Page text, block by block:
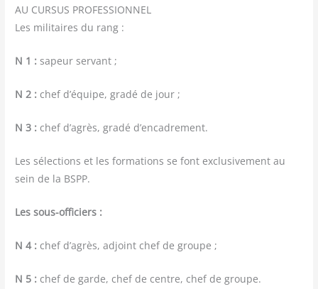
AU CURSUS PROFESSIONNEL
Les mili­taires du rang :
N 1 : sapeur servant ;
N 2 : chef d’équipe, gra­dé de jour ;
N 3 : chef d’agrès, gra­dé d’encadrement.
Les sélec­tions et les for­ma­tions se font exclu­si­ve­ment au
sein de la BSPP.
Les sous-offi­ciers :
N 4 : chef d’agrès, adjoint chef de groupe ;
N 5 : chef de garde, chef de centre, chef de groupe.